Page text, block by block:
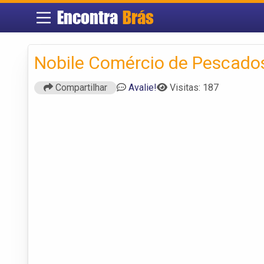
EncontraBrás
Nobile Comércio de
Compartilhar Avalie! Visitas: 187